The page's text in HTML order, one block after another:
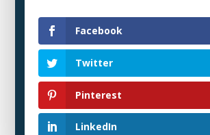
Facebook
Twitter
Pinterest
LinkedIn